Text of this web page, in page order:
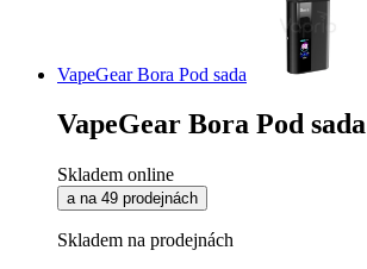
VapeGear Bora Pod sada
VapeGear Bora Pod sada
Skladem online
a na 49 prodejnách
Skladem na prodejnách